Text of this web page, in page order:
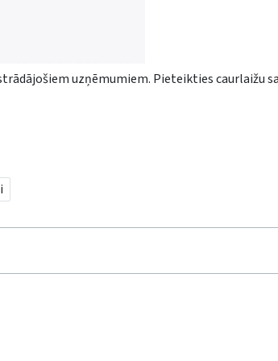
uzņēmumiem. Pieteikties caurlaižu